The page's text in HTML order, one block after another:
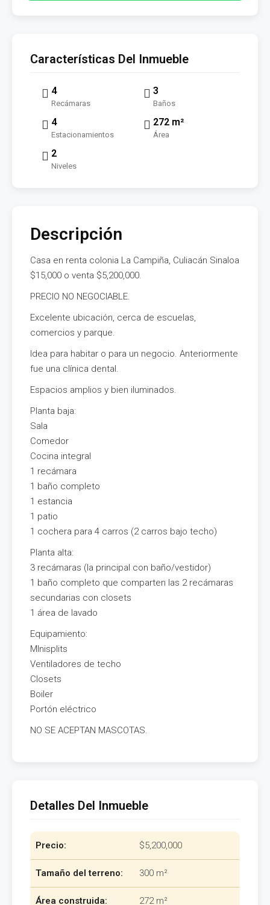
Características Del Inmueble
4
Recámaras
3
Baños
4
Estacionamientos
272 m²
Área
2
Niveles
Descripción
Casa en renta colonia La Campiña, Culiacán Sinaloa
$15,000 o venta $5,200,000.
PRECIO NO NEGOCIABLE.
Excelente ubicación, cerca de escuelas,
comercios y parque.
Idea para habitar o para un negocio. Anteriormente
fue una clínica dental.
Espacios amplios y bien iluminados.
Planta baja:
Sala
Comedor
Cocina integral
1 recámara
1 baño completo
1 estancia
1 patio
1 cochera para 4 carros (2 carros bajo techo)
Planta alta:
3 recámaras (la principal con baño/vestidor)
1 baño completo que comparten las 2 recámaras
secundarias con closets
1 área de lavado
Equipamiento:
MInisplits
Ventiladores de techo
Closets
Boiler
Portón eléctrico
NO SE ACEPTAN MASCOTAS.
Detalles Del Inmueble
Precio: $5,200,000
Tamaño del terreno: 300 m²
Área construida: 272 m²